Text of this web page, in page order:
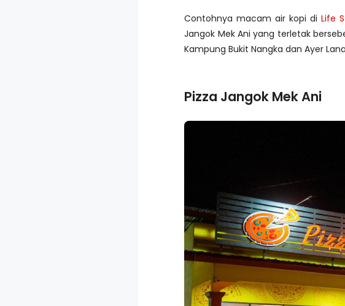
Contohnya macam air kopi di Life
Jangok Mek Ani yang terletak
Kampung Bukit Nangka dan Ayer
Pizza Jangok Mek Ani